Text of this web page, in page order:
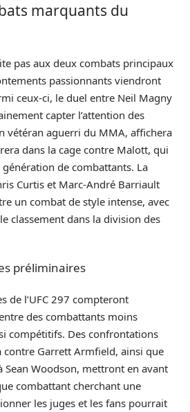
marquants du
pas aux deux combats principaux
passionnants viendront
ceux-ci, le duel entre Neil Magny
capter l’attention des
vétéran aguerri du MMA, affichera
dans la cage contre Malott, qui
de combattants. La
Curtis et Marc-André Barriault
un combat de style intense, avec
classement dans la division des
préliminaires
de l’UFC 297 compteront
des combattants moins
compétitifs. Des confrontations
contre Garrett Armfield, ainsi que
Sean Woodson, mettront en avant
combattant cherchant une
les juges et les fans pourrait